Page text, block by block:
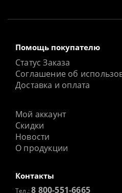
Помощь покупателю
Статус Заказа
Соглашение об
Доставка и оплата
Мой аккаунт
Скидки
Новости
О продукции
Контакты
Тел.:8 800-551-6665